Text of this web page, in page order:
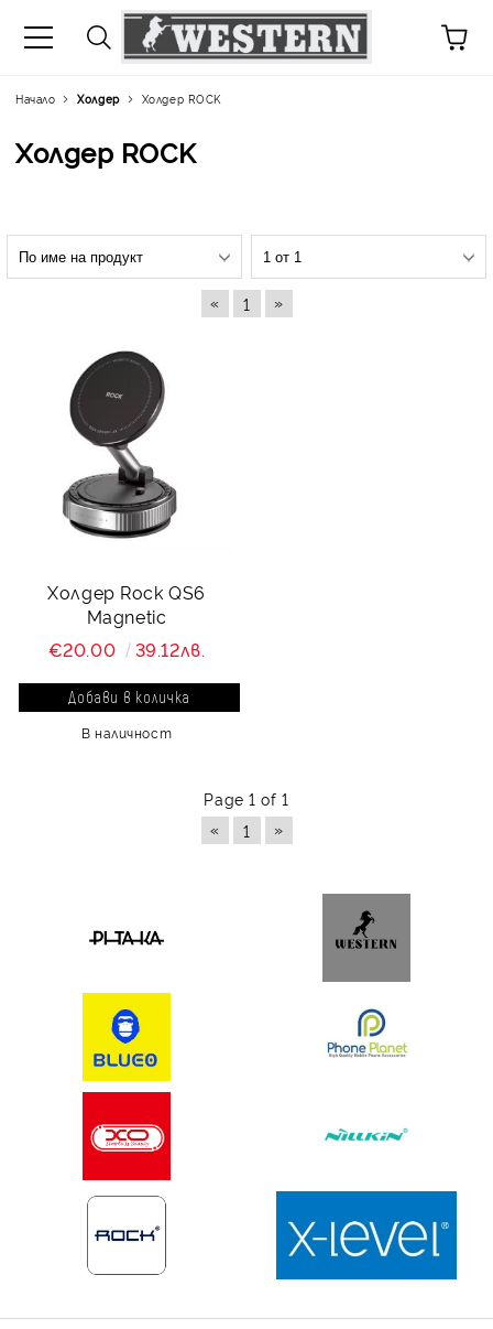
Начало Холдер Холдер ROCK
Холдер ROCK
« 1 »
Холдер Rock QS6
Magnetic
€20.00
39.12лв.
В наличност
Page 1 of 1
«
1 »